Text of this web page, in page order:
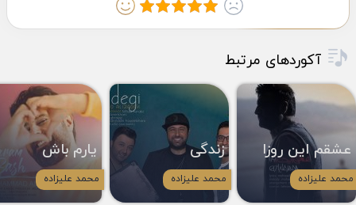
آکوردهای مرتبط
عشقم این روزا
محمد علیزاده
زندگی
محمد علیزاده
یارم باش
محمد علیزاده